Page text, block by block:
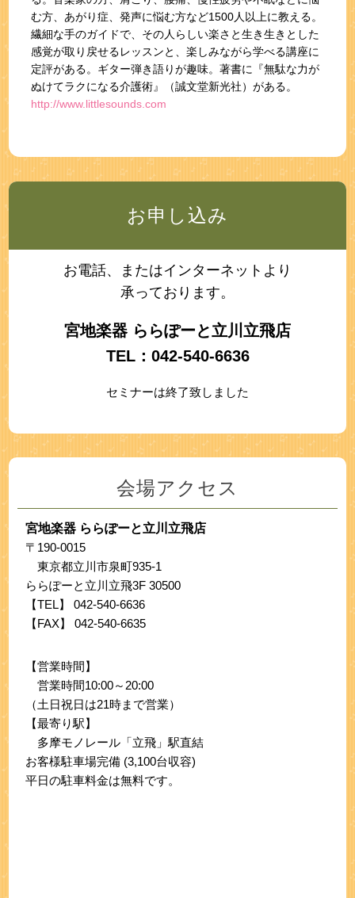
む方、あがり症、発声に悩む方など1500人以上に教える。
繊細な手のガイドで、その人らしい楽さと生き生きとした
感覚が取り戻せるレッスンと、楽しみながら学べる講座に
定評がある。ギター弾き語りが趣味。著書に『無駄な力が
ぬけてラクになる介護術』（誠文堂新光社）がある。
http://www.littlesounds.com
お申し込み
お電話、またはインターネットより
承っております。
宮地楽器 ららぽーと立川立飛店
TEL： 042-540-6636
セミナーは終了致しました
会場アクセス
宮地楽器 ららぽーと立川立飛店
〒190-0015
東京都立川市泉町935-1
ららぽーと立川立飛3F 30500
【TEL】
042-540-6636
【FAX】 042-540-6635
【営業時間】
営業時間10:00～20:00
（土日祝日は21時まで営業）
【最寄り駅】
多摩モノレール「立飛」駅直結
お客様駐車場完備 (3,100台収容)
平日の駐車料金は無料です。